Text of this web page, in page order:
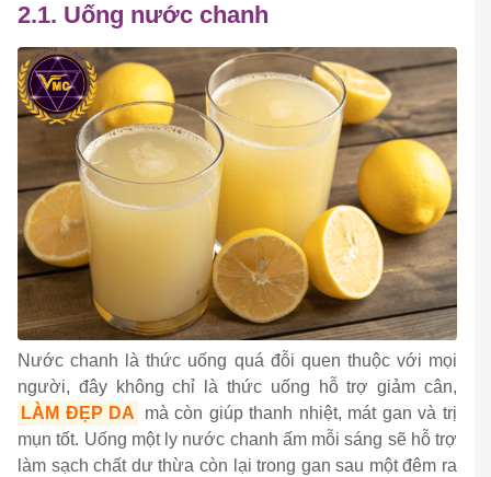
2.1. Uống nước chanh
Nước chanh là thức uống quá đỗi quen thuộc với mọi
người, đây không chỉ là thức uống hỗ trợ giảm cân,
LÀM ĐẸP DA
mà còn giúp thanh nhiệt, mát gan và trị
mụn tốt. Uống một ly nước chanh ấm mỗi sáng sẽ hỗ trợ
làm sạch chất dư thừa còn lại trong gan sau một đêm ra